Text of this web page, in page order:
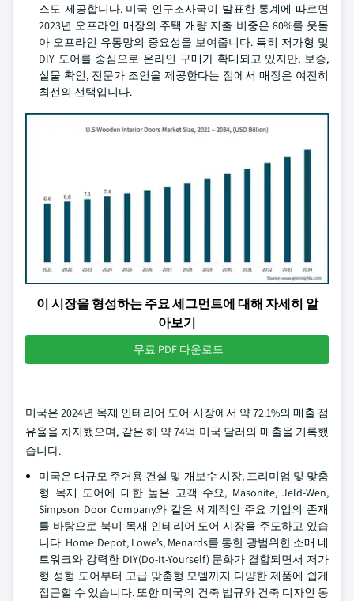
스도 제공합니다. 미국 인구조사국이 발표한 통계에 따르면
2023년 오프라인 매장의 주택 개량 지출 비중은 80%를 웃돌
아 오프라인 유통망의 중요성을 보여줍니다. 특히 저가형 및
DIY 도어를 중심으로 온라인 구매가 확대되고 있지만, 보증,
실물 확인, 전문가 조언을 제공한다는 점에서 매장은 여전히
최선의 선택입니다.
이 시장을 형성하는 주요 세그먼트에 대해 자세히 알
아보기
무료 PDF 다운로드
미국은 2024년 목재 인테리어 도어 시장에서 약 72.1%의 매출 점
유율을 차지했으며, 같은 해 약 74억 미국 달러의 매출을 기록했
습니다.
미국은 대규모 주거용 건설 및 개보수 시장, 프리미엄 및 맞춤
형 목재 도어에 대한 높은 고객 수요, Masonite, Jeld-Wen,
Simpson Door Company와 같은 세계적인 주요 기업의 존재
를 바탕으로 북미 목재 인테리어 도어 시장을 주도하고 있습
니다. Home Depot, Lowe’s, Menards를 통한 광범위한 소매 네
트워크와 강력한 DIY(Do-It-Yourself) 문화가 결합되면서 저가
형 성형 도어부터 고급 맞춤형 모델까지 다양한 제품에 쉽게
접근할 수 있습니다. 또한 미국의 건축 법규와 건축 디자인 동